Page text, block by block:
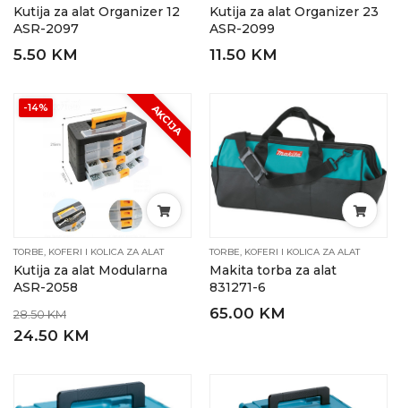
Kutija za alat Organizer 12
ASR-2097
5.50 KM
Kutija za alat Organizer 23
ASR-2099
11.50 KM
-14% AKCIJA
TORBE, KOFERI I KOLICA ZA ALAT
Kutija za alat Modularna
ASR-2058
28.50 KM
24.50 KM
TORBE, KOFERI I KOLICA ZA ALAT
Makita torba za alat
831271-6
65.00 KM